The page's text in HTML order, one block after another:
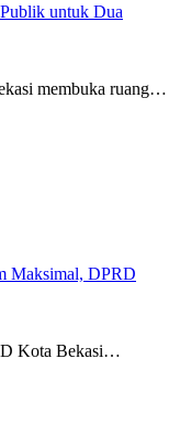
untuk Dua
membuka ruang…
Maksimal, DPRD
Kota Bekasi…